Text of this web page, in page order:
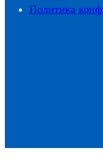
Политика